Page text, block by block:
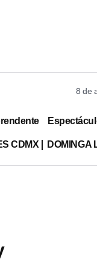
8 de
CDMX DOMINGA